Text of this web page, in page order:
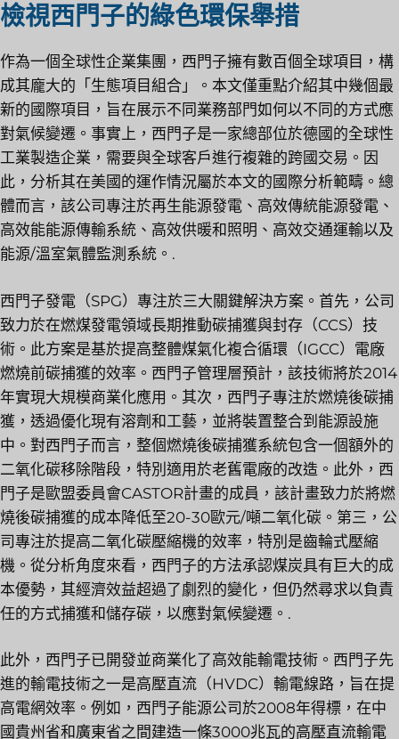
檢視西門子的綠色環保舉措
作為一個全球性企業集團，西門子擁有數百個全球項目，構
成其龐大的「生態項目組合」。本文僅重點介紹其中幾個最
新的國際項目，旨在展示不同業務部門如何以不同的方式應
對氣候變遷。事實上，西門子是一家總部位於德國的全球性
工業製造企業，需要與全球客戶進行複雜的跨國交易。因
此，分析其在美國的運作情況屬於本文的國際分析範疇。總
體而言，該公司專注於再生能源發電、高效傳統能源發電、
高效能能源傳輸系統、高效供暖和照明、高效交通運輸以及
能源/溫室氣體監測系統。.
西門子發電（SPG）專注於三大關鍵解決方案。首先，公司
致力於在燃煤發電領域長期推動碳捕獲與封存（CCS）技
術。此方案是基於提高整體煤氣化複合循環（IGCC）電廠
燃燒前碳捕獲的效率。西門子管理層預計，該技術將於2014
年實現大規模商業化應用。其次，西門子專注於燃燒後碳捕
獲，透過優化現有溶劑和工藝，並將裝置整合到能源設施
中。對西門子而言，整個燃燒後碳捕獲系統包含一個額外的
二氧化碳移除階段，特別適用於老舊電廠的改造。此外，西
門子是歐盟委員會CASTOR計畫的成員，該計畫致力於將燃
燒後碳捕獲的成本降低至20-30歐元/噸二氧化碳。第三，公
司專注於提高二氧化碳壓縮機的效率，特別是齒輪式壓縮
機。從分析角度來看，西門子的方法承認煤炭具有巨大的成
本優勢，其經濟效益超過了劇烈的變化，但仍然尋求以負責
任的方式捕獲和儲存碳，以應對氣候變遷。.
此外，西門子已開發並商業化了高效能輸電技術。西門子先
進的輸電技術之一是高壓直流（HVDC）輸電線路，旨在提
高電網效率。例如，西門子能源公司於2008年得標，在中
國貴州省和廣東省之間建造一條3000兆瓦的高壓直流輸電